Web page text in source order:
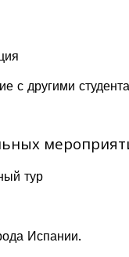
с другими
тур
Испании.